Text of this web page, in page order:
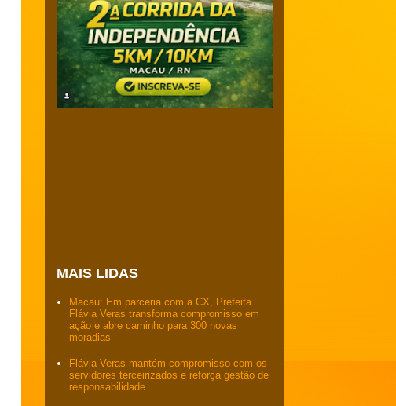
MAIS LIDAS
Macau: Em parceria com a CX, Prefeita
Flávia Veras transforma compromisso em
ação e abre caminho para 300 novas
moradias
Flávia Veras mantém compromisso com os
servidores terceirizados e reforça gestão de
responsabilidade